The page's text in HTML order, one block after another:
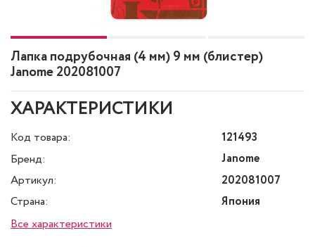
Лапка подрубочная (4 мм) 9 мм (блистер)
Janome 202081007
ХАРАКТЕРИСТИКИ
Код товара:
121493
Бренд:
Janome
Артикул:
202081007
Страна:
Япония
Все характеристики